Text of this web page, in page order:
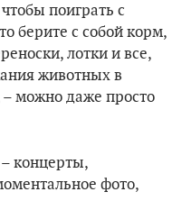
поиграть с
берите с собой корм,
лотки и все,
животных в
можно даже просто
концерты,
фото,